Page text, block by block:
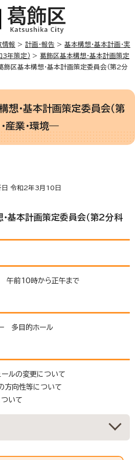
情報 > 計画・報告 > 基本構想・基本計画・実
年策定） > 葛飾区基本構想・基本計画策定
区基本構想・基本計画策定委員会（第2分
・基本計画策定委員会（第
産業・環境―
令和2年3月10日
基本計画策定委員会（第2分科
午前10時から正午まで
多目的ホール
ールの変更について
方向性等について
ついて